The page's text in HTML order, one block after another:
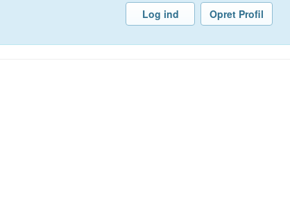
Log ind
Opret Profil